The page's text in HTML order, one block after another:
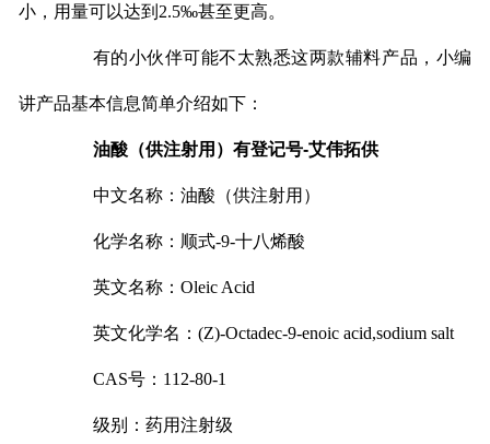
小，用量可以达到2.5‰甚至更高。
有的小伙伴可能不太熟悉这两款辅料产品，小编
讲产品基本信息简单介绍如下：
油酸（供注射用）有登记号-艾伟拓供
中文名称：油酸（供注射用）
化学名称：顺式-9-十八烯酸
英文名称：Oleic Acid
英文化学名：(Z)-Octadec-9-enoic acid,sodium salt
CAS号：112-80-1
级别：药用注射级